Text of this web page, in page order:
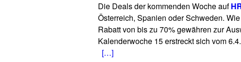
Die Deals der kommenden Woche auf
Österreich, Spanien oder Schweden.
Rabatt von bis zu 70% gewähren zur
Kalenderwoche 15 erstreckt sich vom
[…]